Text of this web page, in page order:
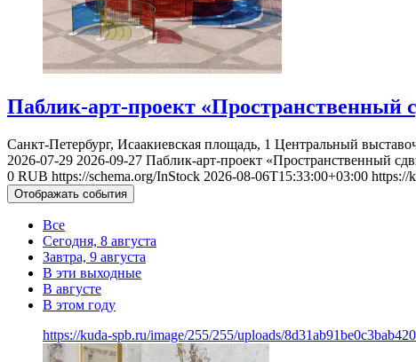
Паблик-арт-проект «Пространственный
Санкт-Петербург, Исаакиевская площадь, 1 Центральный
2026-07-29 2026-09-27 Паблик-арт-проект «Пространственный
0 RUB https://schema.org/InStock 2026-08-06T15:33:00+03:00 https://
Отображать события
Все
Сегодня, 8 августа
Завтра, 9 августа
В эти выходные
В августе
В этом году
https://kuda-spb.ru/image/255/255/uploads/